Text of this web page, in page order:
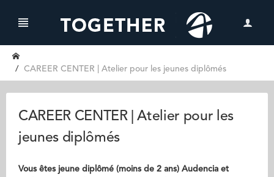
CAREER CENTER | Atelier pour les jeunes diplômés
CAREER CENTER | Atelier pour les
jeunes diplômés
Vous êtes jeune diplômé (moins de 2 ans) Audencia et